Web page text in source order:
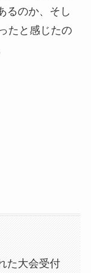
るのか、そし
たと感じたの
た大会受付